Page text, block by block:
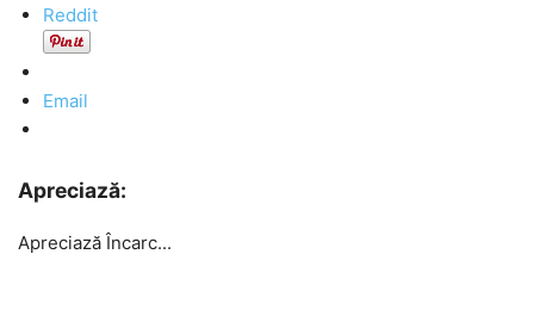
Reddit
Email
Apreciază:
Apreciază Încarc...